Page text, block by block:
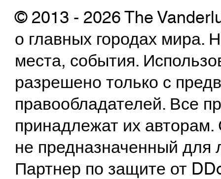
© 2013 - 2026 The
о главных городах
места, события.
разрешено только с
правообладателей. Все
принадлежат их
не предназначенный
Партнер по защите от